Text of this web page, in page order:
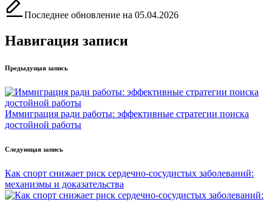
Последнее обновление на 05.04.2026
Навигация записи
Предыдущая запись
Иммиграция ради работы: эффективные стратегии поиска
достойной работы
Следующая запись
Как спорт снижает риск сердечно-сосудистых заболеваний:
механизмы и доказательства